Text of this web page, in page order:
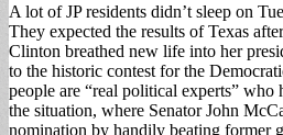
A lot of JP residents didn’t sleep on
They expected the results of Texas
Clinton breathed new life into her
to the historic contest for the
people are “real political experts” who
the situation, where Senator John
nomination by handily beating former